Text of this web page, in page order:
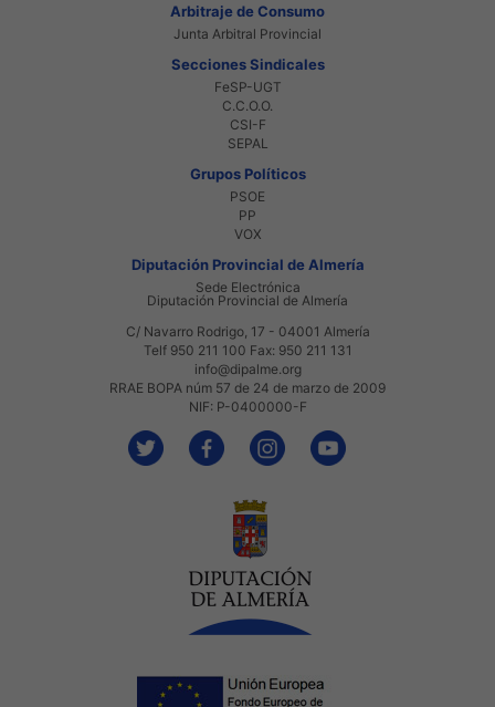
Arbitraje de Consumo
Junta Arbitral Provincial
Secciones Sindicales
FeSP-UGT
C.C.O.O.
CSI-F
SEPAL
Grupos Políticos
PSOE
PP
VOX
Diputación Provincial de Almería
Sede Electrónica
Diputación Provincial de Almería
C/ Navarro Rodrigo, 17 - 04001 Almería
Telf 950 211 100 Fax: 950 211 131
info@dipalme.org
RRAE BOPA núm 57 de 24 de marzo de 2009
NIF: P-0400000-F